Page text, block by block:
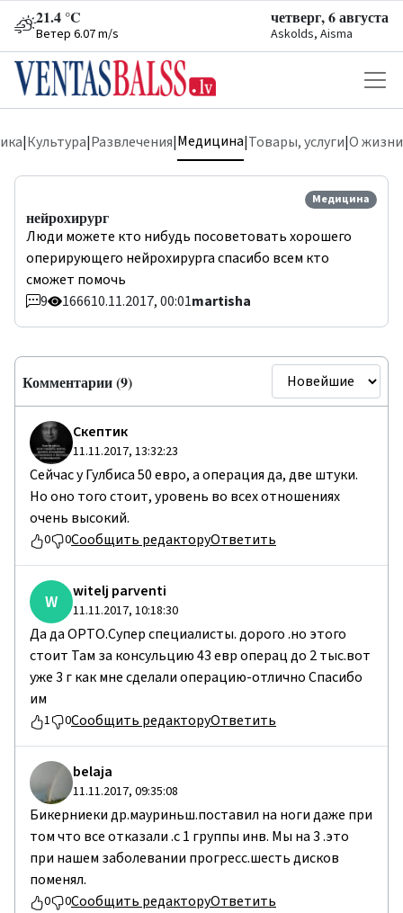
21.4 °C
Ветер 6.07 m/s
четверг, 6 августа
Askolds, Aisma
|Культура|Развлечения|Медицина|Товары, услуги|О жизни
Медицина
нейрохирург
Люди можете кто нибудь посоветовать хорошего
оперирующего нейрохирурга спасибо всем кто
сможет помочь
9
166610.11.2017, 00:01martisha
Комментарии (9)
Cкептик
11.11.2017, 13:32:23
Сейчас у Гулбиса 50 евро, а операция да, две штуки.
Но оно того стоит, уровень во всех отношениях
очень высокий.
0 0Сообщить редакторуОтветить
W witelj parventi
11.11.2017, 10:18:30
Да да ОРТО.Супер специалисты. дорого .но этого
стоит Там за консульцию 43 евр операц до 2 тыс.вот
уже 3 г как мне сделали операцию-отлично Спасибо
им
1 0Сообщить редакторуОтветить
belaja
11.11.2017, 09:35:08
Бикерниеки др.мауриньш.поставил на ноги даже при
том что все отказали .с 1 группы инв. Мы на 3 .это
при нашем заболевании прогресс.шесть дисков
поменял.
0 0Сообщить редакторуОтветить